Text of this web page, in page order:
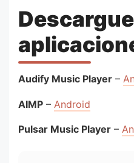
Audify Music Player –
AIMP – Android
Pulsar Music Player –